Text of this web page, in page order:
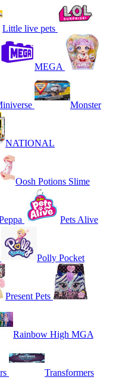
Little live pets
MEGA
Monster
NATIONAL
Oosh Potions Slime
Pets Alive
Polly Pocket
Present Pets
Rainbow High MGA
Transformers